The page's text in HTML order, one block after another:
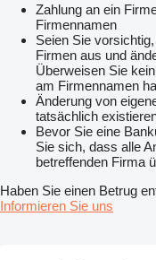
Zahlung an ein
Firmennamen
Seien Sie
Firmen aus und
Überweisen Sie
am Firmennamen
Änderung von
tatsächlich
Bevor Sie eine
Sie sich, dass alle
betreffenden Firma
Haben Sie einen Betrug
Informieren Sie uns